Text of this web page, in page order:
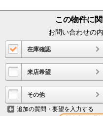
この物件に
お問い合わせの
在庫確認
来店希望
その他
追加の質問・要望を入力する